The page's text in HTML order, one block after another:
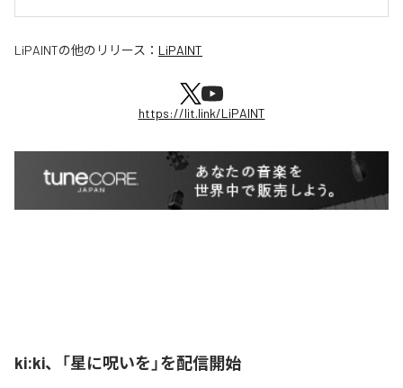
LiPAINTの他のリリース： LiPAINT
https://lit.link/LiPAINT
ki:ki、「星に呪いを」を配信開始